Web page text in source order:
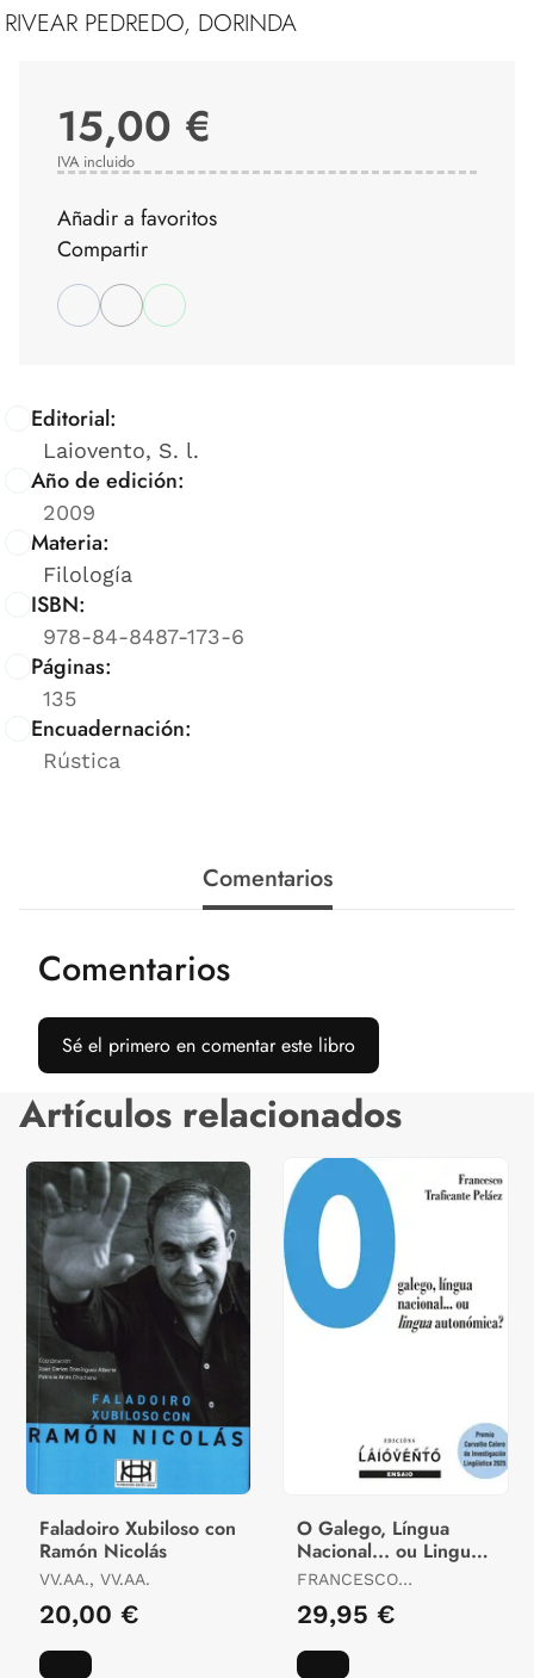
RIVEAR PEDREDO, DORINDA
Editorial:
Laiovento, S. l.
Año de edición:
2009
Materia:
Filología
ISBN:
978-84-8487-173-6
Páginas:
135
Encuadernación:
Rústica
15,00 €
IVA incluido
Añadir a favoritos
Compartir
Comentarios
Comentarios
Sé el primero en comentar este libro
Artículos relacionados
Faladoiro Xubiloso con
Ramón Nicolás
VV.AA., VV.AA.
20,00 €
O Galego, Língua
Nacional... ou Lingua
Autonómica?
FRANCESCO
29,95 €